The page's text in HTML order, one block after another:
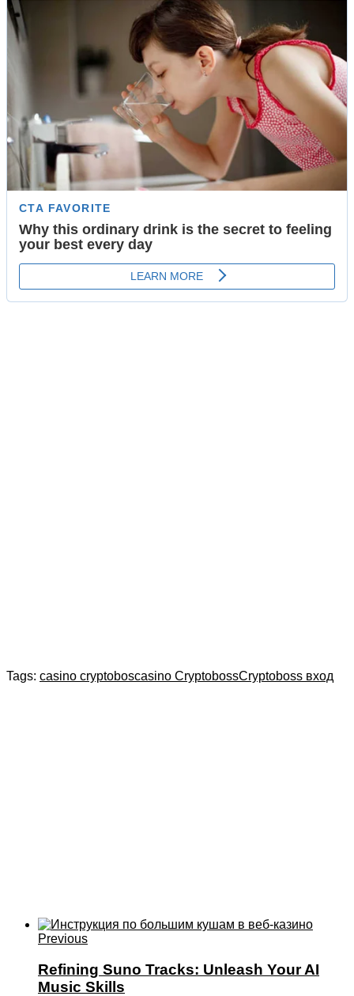
Tags: casino cryptoboscasino CryptobossCryptoboss вход
Previous
Refining Suno Tracks: Unleash Your AI
Music Skills